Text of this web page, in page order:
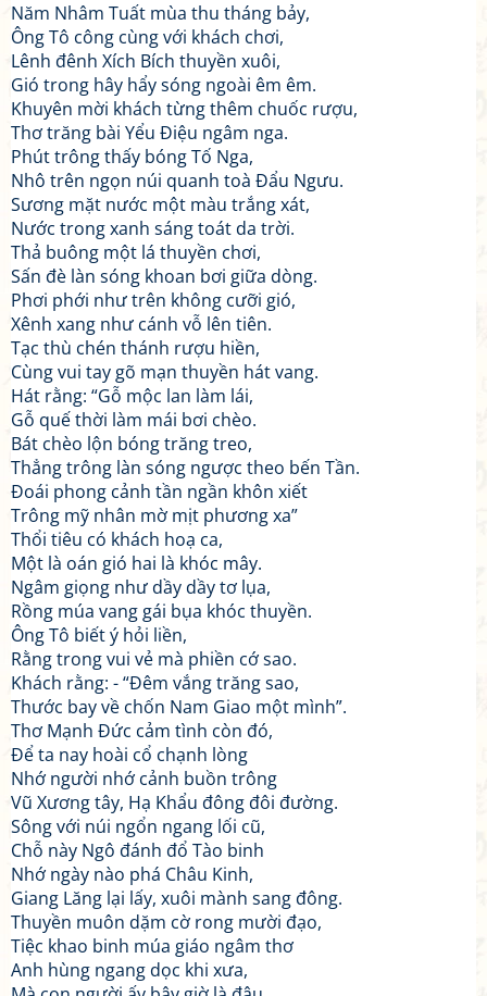
Năm Nhâm Tuất mùa thu tháng bảy,
Ông Tô công cùng với khách chơi,
Lênh đênh Xích Bích thuyền xuôi,
Gió trong hây hẩy sóng ngoài êm êm.
Khuyên mời khách từng thêm chuốc rượu,
Thơ trăng bài Yểu Điệu ngâm nga.
Phút trông thấy bóng Tố Nga,
Nhô trên ngọn núi quanh toà Đẩu Ngưu.
Sương mặt nước một màu trắng xát,
Nước trong xanh sáng toát da trời.
Thả buông một lá thuyền chơi,
Sấn đè làn sóng khoan bơi giữa dòng.
Phơi phới như trên không cưỡi gió,
Xênh xang như cánh vỗ lên tiên.
Tạc thù chén thánh rượu hiền,
Cùng vui tay gõ mạn thuyền hát vang.
Hát rằng: “Gỗ mộc lan làm lái,
Gỗ quế thời làm mái bơi chèo.
Bát chèo lộn bóng trăng treo,
Thẳng trông làn sóng ngược theo bến Tần.
Đoái phong cảnh tần ngần khôn xiết
Trông mỹ nhân mờ mịt phương xa”
Thổi tiêu có khách hoạ ca,
Một là oán gió hai là khóc mây.
Ngâm giọng như dầy dầy tơ lụa,
Rồng múa vang gái bụa khóc thuyền.
Ông Tô biết ý hỏi liền,
Rằng trong vui vẻ mà phiền cớ sao.
Khách rằng: - “Đêm vắng trăng sao,
Thước bay về chốn Nam Giao một mình”.
Thơ Mạnh Đức cảm tình còn đó,
Để ta nay hoài cổ chạnh lòng
Nhớ người nhớ cảnh buồn trông
Vũ Xương tây, Hạ Khẩu đông đôi đường.
Sông với núi ngổn ngang lối cũ,
Chỗ này Ngô đánh đổ Tào binh
Nhớ ngày nào phá Châu Kinh,
Giang Lăng lại lấy, xuôi mành sang đông.
Thuyền muôn dặm cờ rong mười đạo,
Tiệc khao binh múa giáo ngâm thơ
Anh hùng ngang dọc khi xưa,